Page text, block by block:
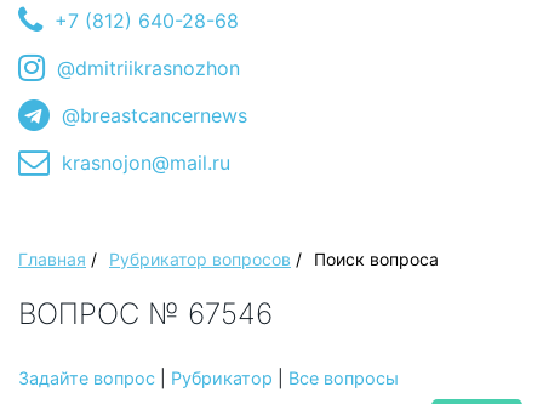
+7 (812) 640-28-68
@dmitriikrasnozhon
@breastcancernews
krasnojon@mail.ru
Главная / Рубрикатор вопросов / Поиск вопроса
ВОПРОС № 67546
Задайте вопрос Рубрикатор Все вопросы